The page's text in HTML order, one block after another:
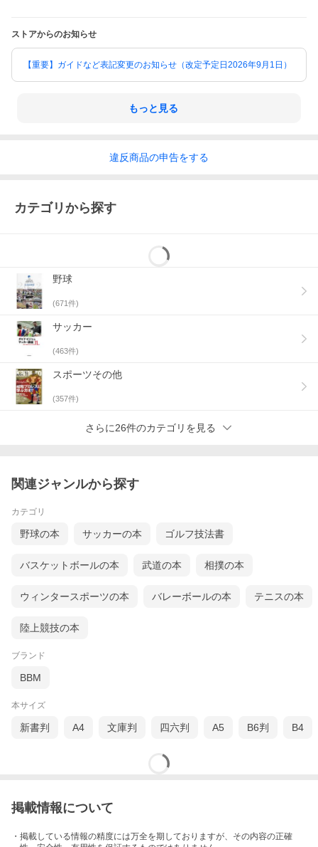
ストアからのお知らせ
【重要】ガイドなど表記変更のお知らせ（改定予定日2026年9月1日）
もっと見る
違反商品の申告をする
カテゴリから探す
野球
(671件)
サッカー
(463件)
スポーツその他
(357件)
さらに26件のカテゴリを見る
関連ジャンルから探す
カテゴリ
野球の本 サッカーの本 ゴルフ技法書
バスケットボールの本 武道の本 相撲の本
ウィンタースポーツの本 バレーボールの本 テニスの本
陸上競技の本
ブランド
BBM
本サイズ
新書判 A4 文庫判 四六判 A5 B6判 B4
掲載情報について
・掲載している情報の精度には万全を期しておりますが、その内容の正確